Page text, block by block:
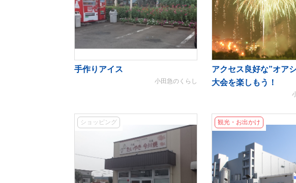
手作りアイス
小田急のくらし
アクセス良好な”オア
大会を楽しもう！
ショッピング 観光・お出かけ